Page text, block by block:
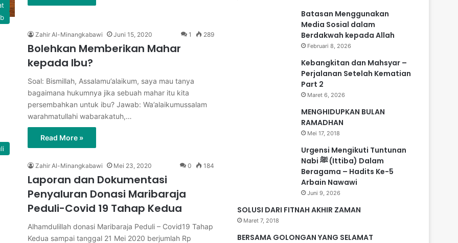
Zahir Al-Minangkabawi Juni 15, 2020 1 289
Bolehkan Memberikan Mahar
kepada Ibu?
Soal: Bismillah, Assalamu’alaikum, saya mau tanya
bagaimana hukumnya jika sebuah mahar itu kita
persembahkan untuk ibu? Jawab: Wa’alaikumussalam
warahmatullahi wabarakatuh,…
Read More »
Zahir Al-Minangkabawi Mei 23, 2020 0 184
Laporan dan Dokumentasi
Penyaluran Donasi Maribaraja
Peduli-Covid 19 Tahap Kedua
Alhamdulillah donasi Maribaraja Peduli – Covid19 Tahap
Kedua sampai tanggal 21 Mei 2020 berjumlah Rp
Batasan Menggunakan
Media Sosial dalam
Berdakwah kepada Allah
Februari 8, 2026
Kebangkitan dan Mahsyar –
Perjalanan Setelah Kematian
Part 2
Maret 6, 2026
MENGHIDUPKAN BULAN
RAMADHAN
Mei 17, 2018
Urgensi Mengikuti Tuntunan
Nabi ﷺ (Ittiba) Dalam
Beragama – Hadits Ke-5
Arbain Nawawi
Juni 9, 2026
SOLUSI DARI FITNAH AKHIR ZAMAN
Maret 7, 2018
BERSAMA GOLONGAN YANG SELAMAT